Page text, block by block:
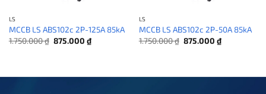
LS
MCCB LS ABS102c 2P-125A 85kA
1.750.000₫ Giá
gốc
875.000 ₫Giá
hiện
LS
MCCB LS ABS102c 2P-50A 85kA
1.750.000₫ Giá
gốc
875.000 ₫Giá
hiện